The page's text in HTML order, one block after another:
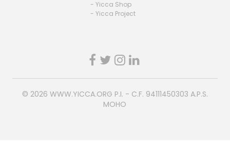
- Yicca Shop
- Yicca Project
© 2026 WWW.YICCA.ORG P.I. - C.F. 94111450303 A.P.S.
MOHO